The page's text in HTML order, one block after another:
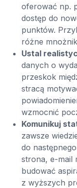
oferować np.
dostęp do
punktów.
różne
Ustal
danych o
przeskok
stracą
wzmocnić
Komunikuj
zawsze
do
strona, e-mail
budować
z wyższych